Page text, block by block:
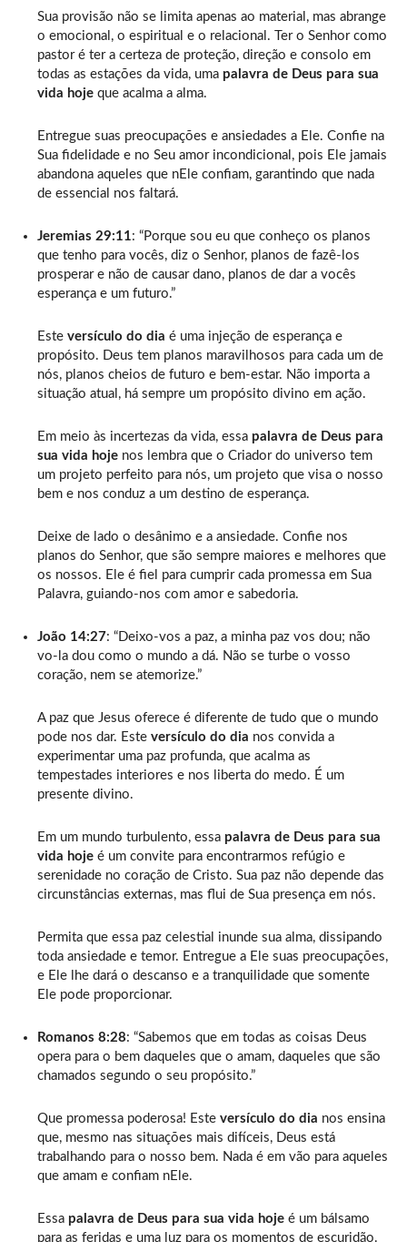
Sua provisão não se limita apenas ao material, mas abrange
o emocional, o espiritual e o relacional. Ter o Senhor como
pastor é ter a certeza de proteção, direção e consolo em
todas as estações da vida, uma palavra de Deus para sua
vida hoje que acalma a alma.
Entregue suas preocupações e ansiedades a Ele. Confie na
Sua fidelidade e no Seu amor incondicional, pois Ele jamais
abandona aqueles que nEle confiam, garantindo que nada
de essencial nos faltará.
Jeremias 29:11: “Porque sou eu que conheço os planos
que tenho para vocês, diz o Senhor, planos de fazê-los
prosperar e não de causar dano, planos de dar a vocês
esperança e um futuro.”
Este versículo do dia é uma injeção de esperança e
propósito. Deus tem planos maravilhosos para cada um de
nós, planos cheios de futuro e bem-estar. Não importa a
situação atual, há sempre um propósito divino em ação.
Em meio às incertezas da vida, essa palavra de Deus para
sua vida hoje nos lembra que o Criador do universo tem
um projeto perfeito para nós, um projeto que visa o nosso
bem e nos conduz a um destino de esperança.
Deixe de lado o desânimo e a ansiedade. Confie nos
planos do Senhor, que são sempre maiores e melhores que
os nossos. Ele é fiel para cumprir cada promessa em Sua
Palavra, guiando-nos com amor e sabedoria.
João 14:27: “Deixo-vos a paz, a minha paz vos dou; não
vo-la dou como o mundo a dá. Não se turbe o vosso
coração, nem se atemorize.”
A paz que Jesus oferece é diferente de tudo que o mundo
pode nos dar. Este versículo do dia nos convida a
experimentar uma paz profunda, que acalma as
tempestades interiores e nos liberta do medo. É um
presente divino.
Em um mundo turbulento, essa palavra de Deus para sua
vida hoje é um convite para encontrarmos refúgio e
serenidade no coração de Cristo. Sua paz não depende das
circunstâncias externas, mas flui de Sua presença em nós.
Permita que essa paz celestial inunde sua alma, dissipando
toda ansiedade e temor. Entregue a Ele suas preocupações,
e Ele lhe dará o descanso e a tranquilidade que somente
Ele pode proporcionar.
Romanos 8:28: “Sabemos que em todas as coisas Deus
opera para o bem daqueles que o amam, daqueles que são
chamados segundo o seu propósito.”
Que promessa poderosa! Este versículo do dia nos ensina
que, mesmo nas situações mais difíceis, Deus está
trabalhando para o nosso bem. Nada é em vão para aqueles
que amam e confiam nEle.
Essa palavra de Deus para sua vida hoje é um bálsamo
para as feridas e uma luz para os momentos de escuridão.